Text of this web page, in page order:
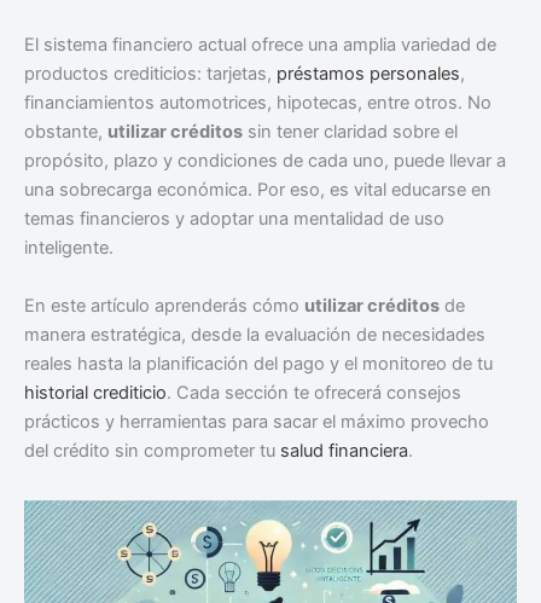
El sistema financiero actual ofrece una amplia variedad de
productos crediticios: tarjetas, préstamos personales,
financiamientos automotrices, hipotecas, entre otros. No
obstante, utilizar créditos sin tener claridad sobre el
propósito, plazo y condiciones de cada uno, puede llevar a
una sobrecarga económica. Por eso, es vital educarse en
temas financieros y adoptar una mentalidad de uso
inteligente.
En este artículo aprenderás cómo utilizar créditos de
manera estratégica, desde la evaluación de necesidades
reales hasta la planificación del pago y el monitoreo de tu
historial crediticio. Cada sección te ofrecerá consejos
prácticos y herramientas para sacar el máximo provecho
del crédito sin comprometer tu salud financiera.